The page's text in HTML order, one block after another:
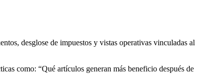
desglose de impuestos y vistas operativas vinculadas al
como: “Qué artículos generan más beneficio después de